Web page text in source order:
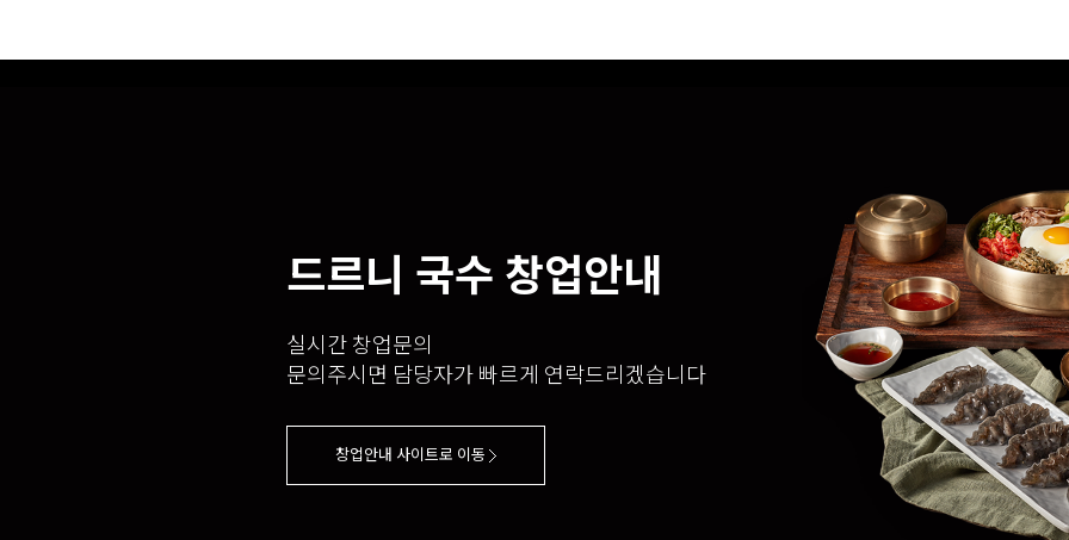
드르니 국수 창업안내
실시간 창업문의
문의주시면 담당자가 빠르게 연락드리겠습니다
창업안내 사이트로 이동